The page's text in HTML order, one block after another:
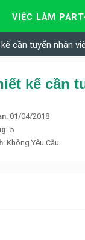
VIỆC LÀM
cần tuyển nhân
01/04/2018
5
Không Yêu Cầu